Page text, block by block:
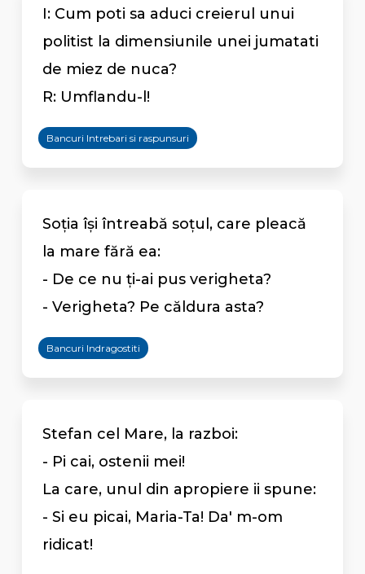
I: Cum poti sa aduci creierul unui
politist la dimensiunile unei jumatati
de miez de nuca?
R: Umflandu-l!
Bancuri Intrebari si raspunsuri
Soţia îşi întreabă soţul, care pleacă
la mare fără ea:
- De ce nu ţi-ai pus verigheta?
- Verigheta? Pe căldura asta?
Bancuri Indragostiti
Stefan cel Mare, la razboi:
- Pi cai, ostenii mei!
La care, unul din apropiere ii spune:
- Si eu picai, Maria-Ta! Da' m-om
ridicat!